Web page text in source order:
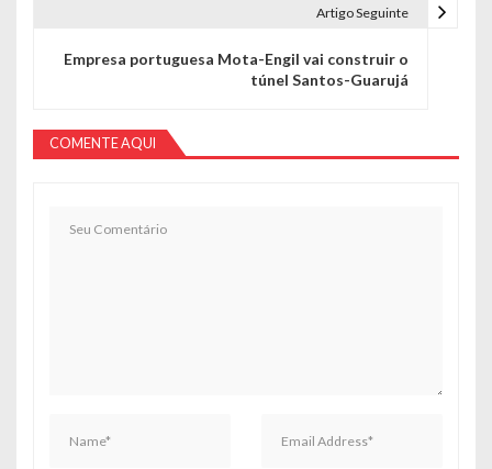
Artigo Seguinte
Empresa portuguesa Mota-Engil vai construir o
túnel Santos-Guarujá
COMENTE AQUI